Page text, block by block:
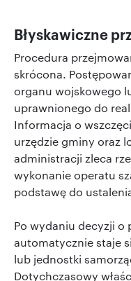
Błyskawiczne
Procedura
skrócona.
organu wojskowego
uprawnionego do
Informacja o
urzędzie gminy oraz
administracji zleca
wykonanie operatu
podstawę do
Po wydaniu decyzji
automatycznie staje
lub jednostki
Dotychczasowy